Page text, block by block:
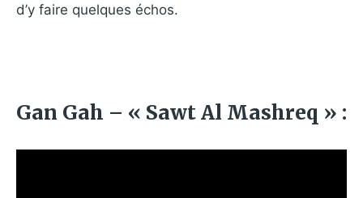
d’y faire quelques échos.
Gan Gah – « Sawt Al Mashreq » :